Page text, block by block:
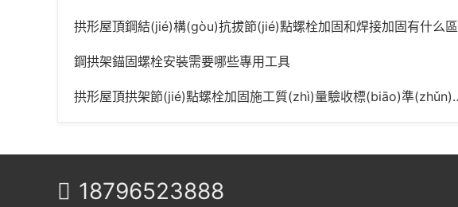
拱形屋頂鋼結(jié)構(gòu)抗拔節(jié)點螺栓加固和焊接加固有什么區(qū)別
鋼拱架錨固螺栓安裝需要哪些專用工具
拱形屋頂拱架節(jié)點螺栓加固施工質(zhì)量驗收標(biāo)準(zhǔn)是什么
 18796523888